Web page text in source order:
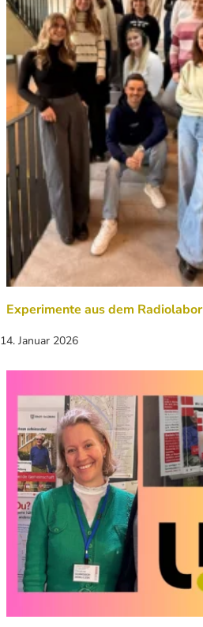
Experimente aus dem Radiolabor
14. Januar 2026